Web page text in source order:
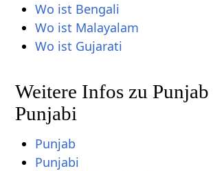
Wo ist Bengali
Wo ist Malayalam
Wo ist Gujarati
Weitere Infos zu Punjab
Punjabi
Punjab
Punjabi